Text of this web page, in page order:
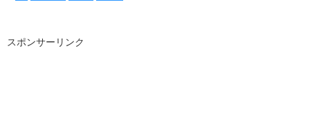
スポンサーリンク